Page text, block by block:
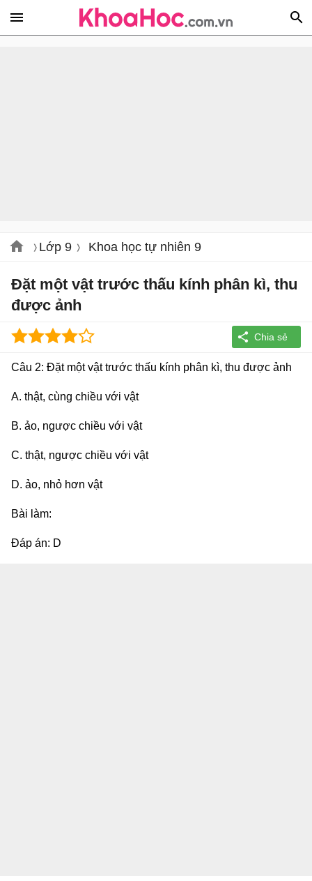
Lớp 9 Khoa học tự nhiên 9
Đặt một vật trước thấu kính phân kì, thu
được ảnh
Câu 2: Đặt một vật trước thấu kính phân kì, thu được ảnh
A. thật, cùng chiều với vật
B. ảo, ngược chiều với vật
C. thật, ngược chiều với vật
D. ảo, nhỏ hơn vật
Bài làm:
Đáp án: D